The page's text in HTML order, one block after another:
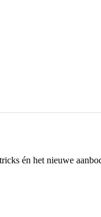
én het nieuwe